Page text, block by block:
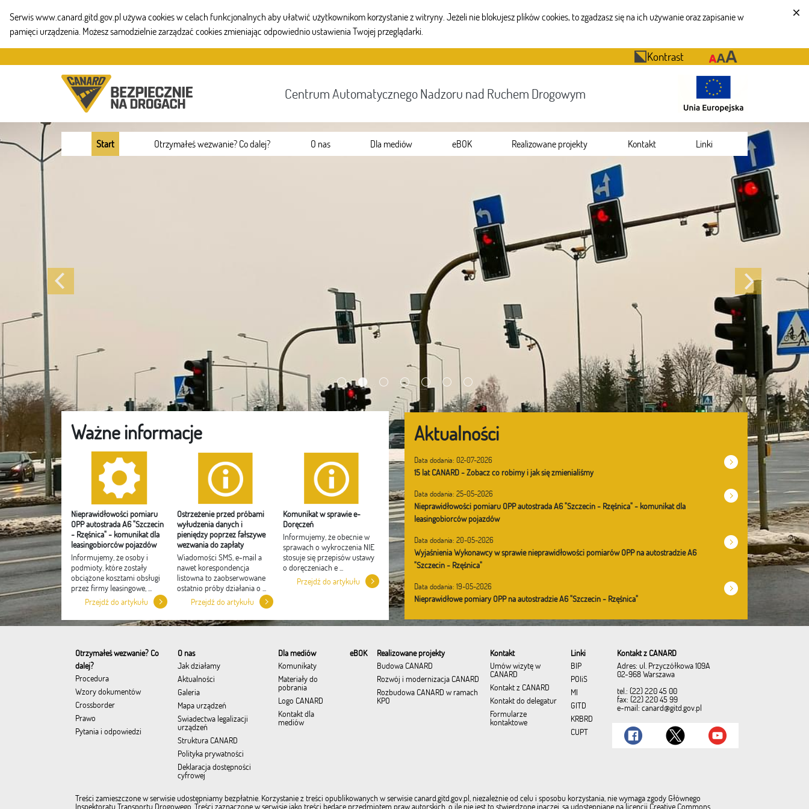
Serwis www.canard.gitd.gov.pl używa cookies w celach funkcjonalnych aby ułatwić użytkownikom korzystanie z witryny. Jeżeli nie blokujesz plików cookies, to zgadzasz się na ich używanie oraz zapisanie w
pamięci urządzenia. Możesz samodzielnie zarządzać cookies zmieniając odpowiednio ustawienia Twojej przeglądarki.
Kontrast
Centrum Automatycznego Nadzoru nad Ruchem Drogowym
Start Otrzymałeś wezwanie? Co dalej? O nas Dla mediów eBOK Realizowane projekty Kontakt Linki
Poprzedni Następny
Ważne informacje
Nieprawidłowości pomiaru
OPP autostrada A6 "Szczecin
- Rzęśnica" - komunikat dla
leasingobiorców pojazdów
Informujemy, że osoby i
podmioty, które zostały
obciążone kosztami obsługi
przez firmy leasingowe, ...
Przejdź do artykułu
Ostrzeżenie przed próbami
wyłudzenia danych i
pieniędzy poprzez fałszywe
wezwania do zapłaty
Wiadomości SMS, e-mail a
nawet korespondencja
listowna to zaobserwowane
ostatnio próby działania o ...
Przejdź do artykułu
Komunikat w sprawie e-
Doręczeń
Informujemy, że obecnie w
sprawach o wykroczenia NIE
stosuje się przepisów ustawy
o doręczeniach e ...
Przejdź do artykułu
Aktualności
Data dodania: 02-07-2026
15 lat CANARD - Zobacz co robimy i jak się zmienialiśmy
Data dodania: 25-05-2026
Nieprawidłowości pomiaru OPP autostrada A6 "Szczecin - Rzęśnica" - komunikat dla
leasingobiorców pojazdów
Data dodania: 20-05-2026
Wyjaśnienia Wykonawcy w sprawie nieprawidłowości pomiarów OPP na autostradzie A6
"Szczecin - Rzęśnica"
Data dodania: 19-05-2026
Nieprawidłowe pomiary OPP na autostradzie A6 "Szczecin - Rzęśnica"
Otrzymałeś wezwanie? Co
dalej?
Procedura
Wzory dokumentów
Crossborder
Prawo
Pytania i odpowiedzi
O nas
Jak działamy
Aktualności
Galeria
Mapa urządzeń
Świadectwa legalizacji
urządzeń
Struktura CANARD
Polityka prywatności
Deklaracja dostępności
cyfrowej
Dla mediów
Komunikaty
Materiały do
pobrania
Logo CANARD
Kontakt dla
mediów
eBOK
Realizowane projekty
Budowa CANARD
Rozwój i modernizacja CANARD
Rozbudowa CANARD w ramach
KPO
Kontakt
Umów wizytę w
CANARD
Kontakt z CANARD
Kontakt do delegatur
Formularze
kontaktowe
Linki
BIP
POIiŚ
MI
GITD
KRBRD
CUPT
Kontakt z CANARD
Adres: ul. Przyczółkowa 109A
02-968 Warszawa
tel.: (22) 220 45 00
fax: (22) 220 45 99
e-mail: canard@gitd.gov.pl
Treści zamieszczone w serwisie udostępniamy bezpłatnie. Korzystanie z treści opublikowanych w serwisie canard.gitd.gov.pl, niezależnie od celu i sposobu korzystania, nie wymaga zgody Głównego
Inspektoratu Transportu Drogowego. Treści zaznaczone w serwisie jako treści będące przedmiotem praw autorskich, o ile nie jest to stwierdzone inaczej, są udostępniane na licencji Creative Commons